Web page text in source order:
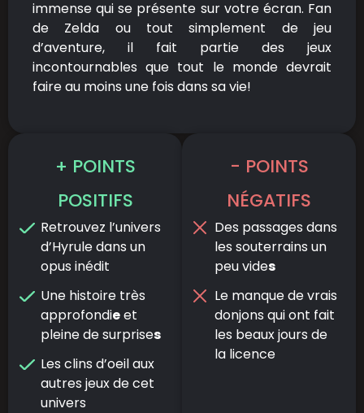
immense qui se présente sur votre écran. Fan
de Zelda ou tout simplement de jeu
d’aventure, il fait partie des jeux
incontournables que tout le monde devrait
faire au moins une fois dans sa vie!
+ POINTS
POSITIFS
Retrouvez l’univers
d’Hyrule dans un
opus inédit
Une histoire très
approfondieet
pleine de surprises
Les clins d’oeil aux
autres jeux de cet
univers
- POINTS
NÉGATIFS
Des passages dans
les souterrains un
peu vides
Le manque de vrais
donjons qui ont fait
les beaux jours de
la licence